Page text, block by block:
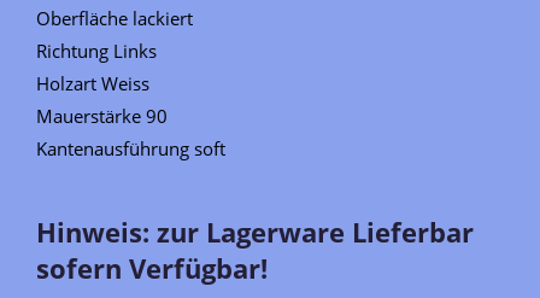
Oberfläche lackiert
Richtung Links
Holzart Weiss
Mauerstärke 90
Kantenausführung soft
Hinweis: zur Lagerware Lieferbar
sofern Verfügbar!